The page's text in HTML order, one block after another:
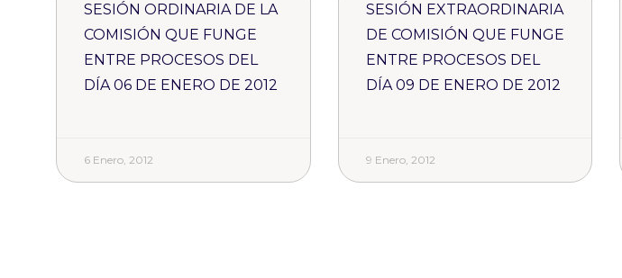
SESIÓN ORDINARIA DE LA
COMISIÓN QUE FUNGE
ENTRE PROCESOS DEL
DÍA 06 DE ENERO DE 2012
6 Enero, 2012
SESIÓN EXTRAORDINARIA
DE COMISIÓN QUE FUNGE
ENTRE PROCESOS DEL
DÍA 09 DE ENERO DE 2012
9 Enero, 2012